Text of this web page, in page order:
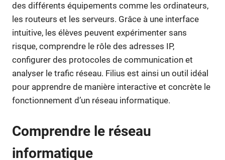
des différents équipements comme les ordinateurs,
les routeurs et les serveurs. Grâce à une interface
intuitive, les élèves peuvent expérimenter sans
risque, comprendre le rôle des adresses IP,
configurer des protocoles de communication et
analyser le trafic réseau. Filius est ainsi un outil idéal
pour apprendre de manière interactive et concrète le
fonctionnement d’un réseau informatique.
Comprendre le réseau
informatique